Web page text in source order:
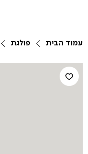
עמוד הבית פולגת